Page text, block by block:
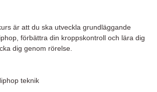
är att du ska utveckla grundläggande
förbättra din kroppskontroll och lära dig
dig genom rörelse.
teknik